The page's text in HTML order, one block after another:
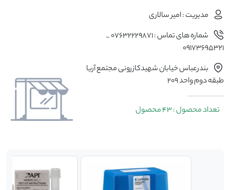
مدیریت : امیر سالاری
شماره های تماس : ۰۷۶۳۲۲۲۹۸۷۱ _
٠۹۱۷۳۶۹۵۳۲1
بندرعباس خیابان شهیدکازرونی مجتمع آریا
طبقه دوم واحد 209
تعداد محصول : 43 محصول